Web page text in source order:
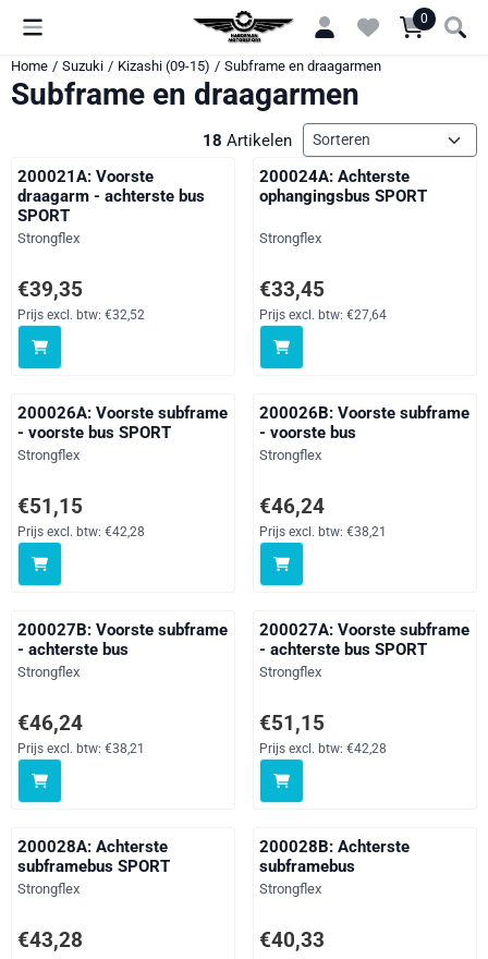
Cookievoorkeuren zijn momenteel gesloten. 0
Home / Suzuki / Kizashi (09-15) / Subframe en draagarmen
Subframe en draagarmen
18 Artikelen Sorteermethode
200021A: Voorste
draagarm - achterste bus
SPORT
Merk:
Strongflex
Prijs: 39,35, exclusief btw: 32,52
€39,35
Prijs excl. btw: €32,52
200024A: Achterste
ophangingsbus SPORT
Merk:
Strongflex
Prijs: 33,45, exclusief btw: 27,64
€33,45
Prijs excl. btw: €27,64
200026A: Voorste subframe
- voorste bus SPORT
Merk:
Strongflex
Prijs: 51,15, exclusief btw: 42,28
€51,15
Prijs excl. btw: €42,28
200026B: Voorste subframe
- voorste bus
Merk:
Strongflex
Prijs: 46,24, exclusief btw: 38,21
€46,24
Prijs excl. btw: €38,21
200027B: Voorste subframe
- achterste bus
Merk:
Strongflex
Prijs: 46,24, exclusief btw: 38,21
€46,24
Prijs excl. btw: €38,21
200027A: Voorste subframe
- achterste bus SPORT
Merk:
Strongflex
Prijs: 51,15, exclusief btw: 42,28
€51,15
Prijs excl. btw: €42,28
200028A: Achterste
subframebus SPORT
Merk:
Strongflex
Prijs: 43,28, exclusief btw: 35,77
€43,28
200028B: Achterste
subframebus
Merk:
Strongflex
Prijs: 40,33, exclusief btw: 33,33
€40,33